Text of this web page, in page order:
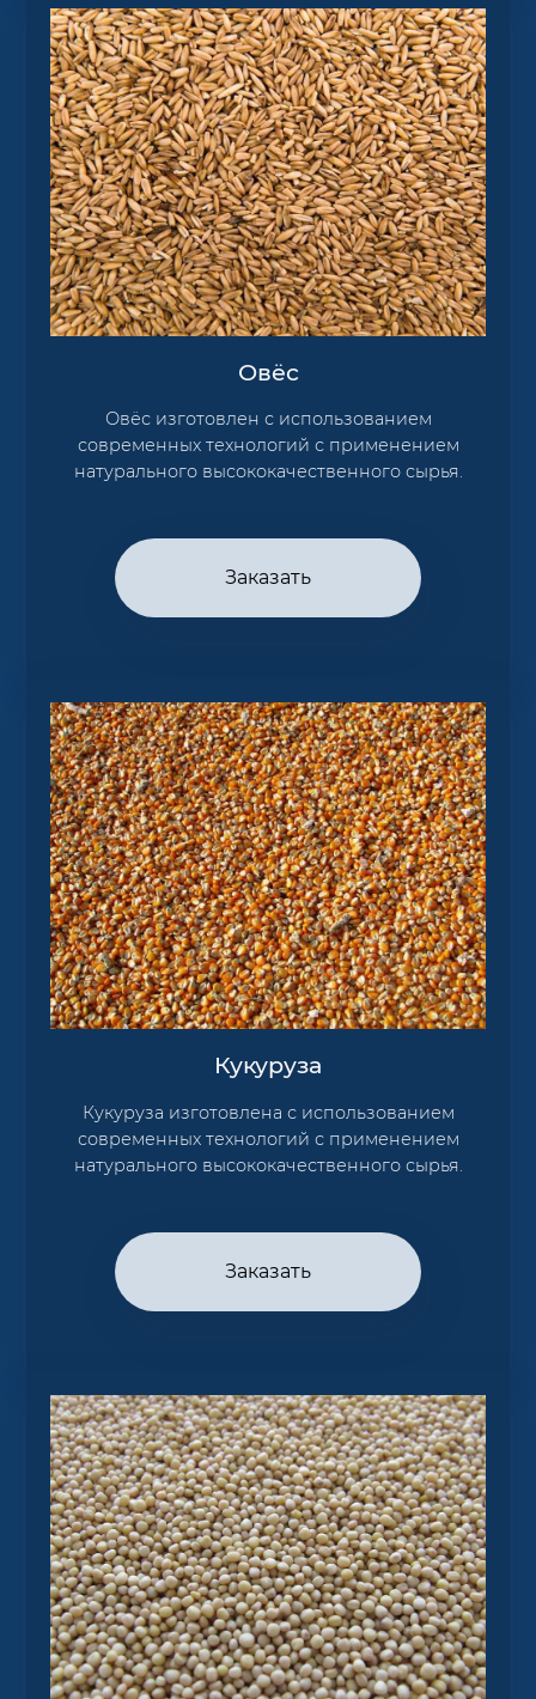
Овёс
Овёс изготовлен с использованием
современных технологий с применением
натурального высококачественного сырья.
Заказать
Кукуруза
Кукуруза изготовлена с использованием
современных технологий с применением
натурального высококачественного сырья.
Заказать